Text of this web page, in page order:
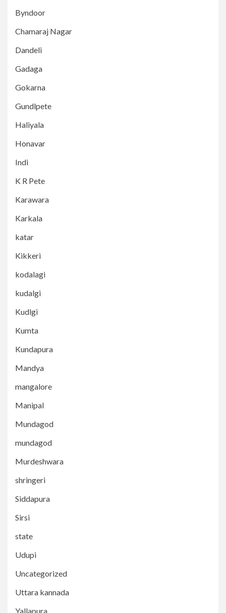
Byndoor
Chamaraj Nagar
Dandeli
Gadaga
Gokarna
Gundlpete
Haliyala
Honavar
Indi
K R Pete
Karawara
Karkala
katar
Kikkeri
kodalagi
kudalgi
Kudlgi
Kumta
Kundapura
Mandya
mangalore
Manipal
Mundagod
mundagod
Murdeshwara
shringeri
Siddapura
Sirsi
state
Udupi
Uncategorized
Uttara kannada
Yallapura